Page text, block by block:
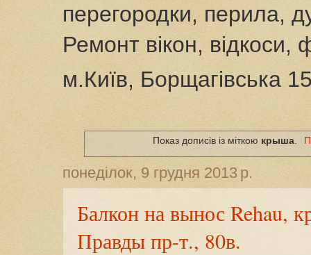
перегородки, перила,
Ремонт вікон, відкоси,
м.Київ, Борщагівська
Показ дописів із міткою крыша
понеділок, 9 грудня 2013 р.
Балкон на вынос Rehau,
Правды пр-т., 80в.